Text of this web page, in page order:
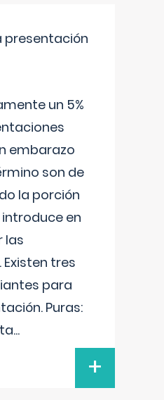
presentación
un 5%
embarazo
son de
la porción
en
las
tres
para
Puras:
...
+